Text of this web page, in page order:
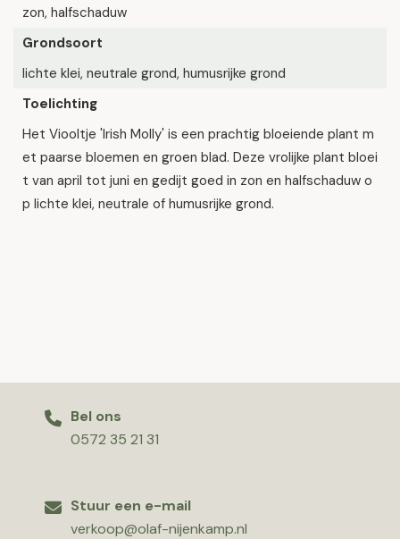
zon, halfschaduw
Grondsoort
lichte klei, neutrale grond, humusrijke grond
Toelichting
Het Viooltje 'Irish Molly' is een prachtig bloeiende plant m
et paarse bloemen en groen blad. Deze vrolijke plant bloei
t van april tot juni en gedijt goed in zon en halfschaduw o
p lichte klei, neutrale of humusrijke grond.
Bel ons
0572 35 21 31
Stuur een e-mail
verkoop@olaf-nijenkamp.nl